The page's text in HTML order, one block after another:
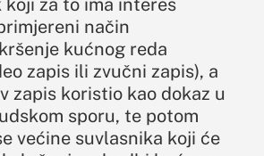
koji za to ima interes
način
kućnog reda
zapis ili zvučni zapis), a
zapis koristio kao dokaz u
sporu, te potom
većine suvlasnika koji će